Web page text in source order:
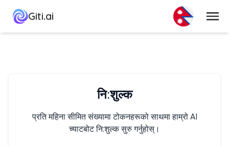
Giti.ai मेनु
नि:शुल्क
प्रति महिना सीमित संख्यामा टोकनहरूको साथमा हाम्रो AI
च्याटबोट नि:शुल्क सुरु गर्नुहोस्।